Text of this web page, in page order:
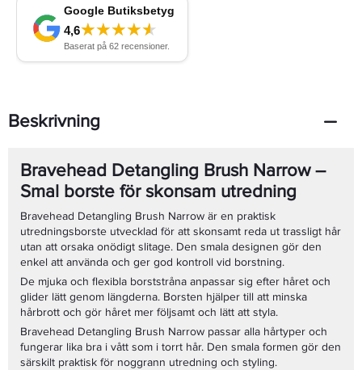
Beskrivning
Bravehead Detangling Brush Narrow –
Smal borste för skonsam utredning
Bravehead Detangling Brush Narrow är en praktisk
utredningsborste utvecklad för att skonsamt reda ut trassligt hår
utan att orsaka onödigt slitage. Den smala designen gör den
enkel att använda och ger god kontroll vid borstning.
De mjuka och flexibla borststråna anpassar sig efter håret och
glider lätt genom längderna. Borsten hjälper till att minska
hårbrott och gör håret mer följsamt och lätt att styla.
Bravehead Detangling Brush Narrow passar alla hårtyper och
fungerar lika bra i vått som i torrt hår. Den smala formen gör den
särskilt praktisk för noggrann utredning och styling.